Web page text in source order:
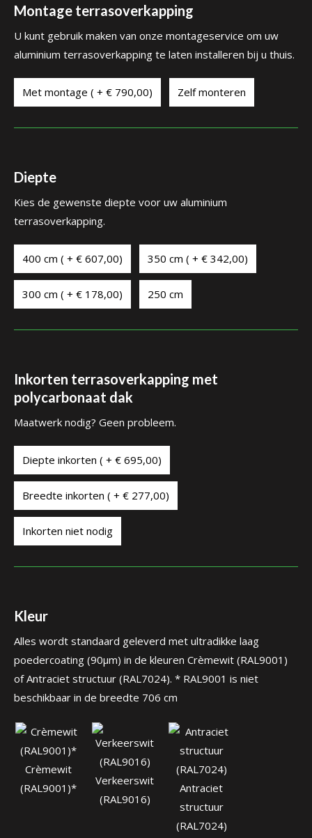
Montage terrasoverkapping
U kunt gebruik maken van onze montageservice om uw
aluminium terrasoverkapping te laten installeren bij u thuis.
Met montage ( + € 790,00) Zelf monteren
Diepte
Kies de gewenste diepte voor uw aluminium
terrasoverkapping.
400 cm ( + € 607,00) 350 cm ( + € 342,00)
300 cm ( + € 178,00) 250 cm
Inkorten terrasoverkapping met
polycarbonaat dak
Maatwerk nodig? Geen probleem.
Diepte inkorten ( + € 695,00)
Breedte inkorten ( + € 277,00)
Inkorten niet nodig
Kleur
Alles wordt standaard geleverd met ultradikke laag
poedercoating (90µm) in de kleuren Crèmewit (RAL9001)
of Antraciet structuur (RAL7024). * RAL9001 is niet
beschikbaar in de breedte 706 cm
Crèmewit
(RAL9001)*
Verkeerswit
(RAL9016)
Antraciet
structuur
(RAL7024)